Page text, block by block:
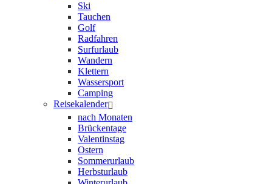
Ski
Tauchen
Golf
Radfahren
Surfurlaub
Wandern
Klettern
Wassersport
Camping
Reisekalender
nach Monaten
Brückentage
Valentinstag
Ostern
Sommerurlaub
Herbsturlaub